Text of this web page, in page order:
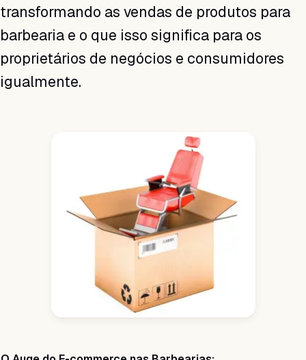
transformando as vendas de produtos para
barbearia e o que isso significa para os
proprietários de negócios e consumidores
igualmente.